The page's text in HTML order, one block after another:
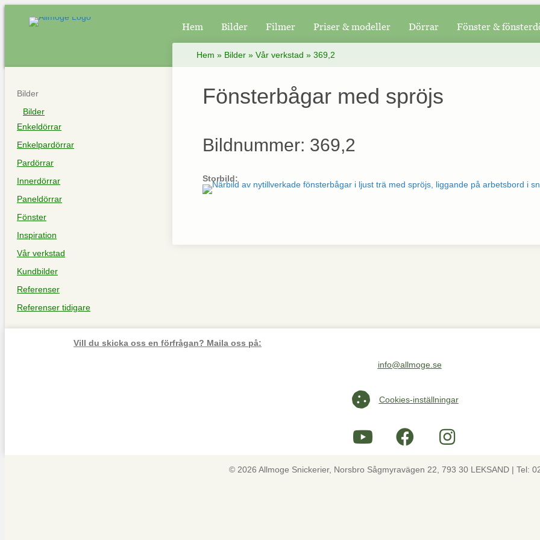
Hem Bilder Filmer Priser & modeller Dörrar Fönster &
Bilder
Bilder
Enkeldörrar
Enkelpardörrar
Pardörrar
Innerdörrar
Paneldörrar
Fönster
Inspiration
Vår verkstad
Kundbilder
Referenser
Referenser tidigare
Hem » Bilder» Vår verkstad » 369,2
Fönsterbågar med spröjs
Bildnummer: 369,2
Storbild:
Vill du skicka oss en förfrågan? Maila oss på:
Maila oss på info@allmoge.se
info@allmoge.se
Cookies-inställningar
Cookies-inställningar
© 2026 Allmoge Snickerier, Norsbro Sågmyravägen 22, 793 30 LEKSAND | Tel: